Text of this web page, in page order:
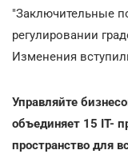
"Заключительные
регулировании
Изменения
Управляйте
объединяет 15 IT-
пространство для